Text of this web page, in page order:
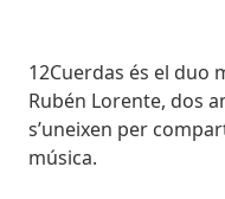
Body
12Cuerdas és el duo
Rubén Lorente, dos
s’uneixen per
música.